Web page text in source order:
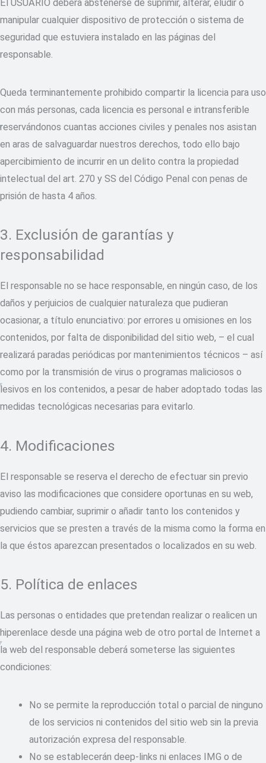
El USUARIO deberá abstenerse de suprimir, alterar, eludir o
manipular cualquier dispositivo de protección o sistema de
seguridad que estuviera instalado en las páginas del
responsable.
Queda terminantemente prohibido compartir la licencia para uso
con más personas, cada licencia es personal e intransferible
reservándonos cuantas acciones civiles y penales nos asistan
en aras de salvaguardar nuestros derechos, todo ello bajo
apercibimiento de incurrir en un delito contra la propiedad
intelectual del art. 270 y SS del Código Penal con penas de
prisión de hasta 4 años.
3. Exclusión de garantías y
responsabilidad
El responsable no se hace responsable, en ningún caso, de los
daños y perjuicios de cualquier naturaleza que pudieran
ocasionar, a título enunciativo: por errores u omisiones en los
contenidos, por falta de disponibilidad del sitio web, – el cual
realizará paradas periódicas por mantenimientos técnicos – así
como por la transmisión de virus o programas maliciosos o
lesivos en los contenidos, a pesar de haber adoptado todas las
medidas tecnológicas necesarias para evitarlo.
4. Modificaciones
El responsable se reserva el derecho de efectuar sin previo
aviso las modificaciones que considere oportunas en su web,
pudiendo cambiar, suprimir o añadir tanto los contenidos y
servicios que se presten a través de la misma como la forma en
la que éstos aparezcan presentados o localizados en su web.
5. Política de enlaces
Las personas o entidades que pretendan realizar o realicen un
hiperenlace desde una página web de otro portal de Internet a
la web del responsable deberá someterse las siguientes
condiciones:
No se permite la reproducción total o parcial de ninguno
de los servicios ni contenidos del sitio web sin la previa
autorización expresa del responsable.
No se establecerán deep-links ni enlaces IMG o de